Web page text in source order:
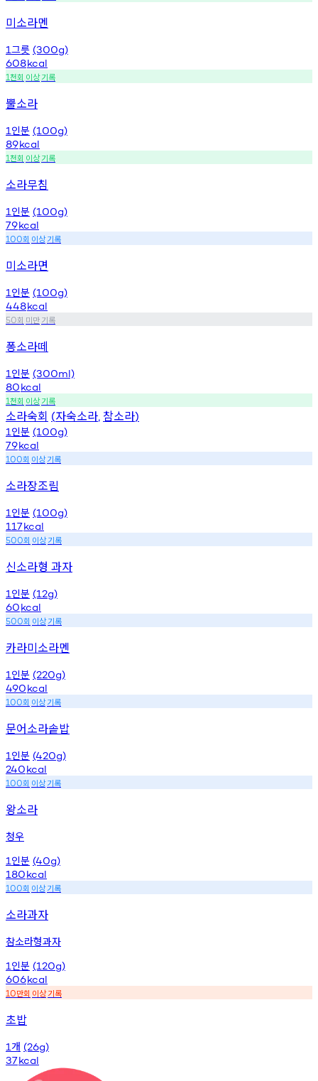
미소라멘
1그릇 (300g)
608kcal
1천회 이상기록
뿔소라
1 인분 (100g)
89kcal
1천회 이상기록
소라무침
1 인분 (100g)
79kcal
100회 이상기록
미소라면
1 인분 (100g)
448kcal
50회 미만기록
퐁소라떼
1 인분 (300ml)
80kcal
1천회 이상기록
소라숙회 (자숙소라, 참소라)
1 인분 (100g)
79kcal
100회 이상기록
소라장조림
1 인분 (100g)
117kcal
500회 이상기록
신소라형 과자
1 인분 (12g)
60kcal
500회 이상기록
카라미소라멘
1 인분 (220g)
490kcal
100회 이상기록
문어소라솥밥
1 인분 (420g)
240kcal
100회 이상기록
왕소라
청우
1 인분 (40g)
180kcal
100회 이상기록
소라과자
참소라형과자
1 인분 (120g)
606kcal
10만회 이상기록
초밥
1 개 (26g)
37kcal